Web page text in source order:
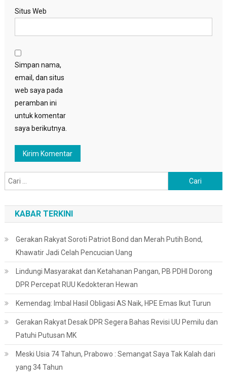
Situs Web
Simpan nama,
email, dan situs
web saya pada
peramban ini
untuk komentar
saya berikutnya.
untuk:
KABAR TERKINI
Gerakan Rakyat Soroti Patriot Bond dan Merah Putih Bond,
Khawatir Jadi Celah Pencucian Uang
Lindungi Masyarakat dan Ketahanan Pangan, PB PDHI Dorong
DPR Percepat RUU Kedokteran Hewan
Kemendag: Imbal Hasil Obligasi AS Naik, HPE Emas Ikut Turun
Gerakan Rakyat Desak DPR Segera Bahas Revisi UU Pemilu dan
Patuhi Putusan MK
Meski Usia 74 Tahun, Prabowo : Semangat Saya Tak Kalah dari
yang 34 Tahun